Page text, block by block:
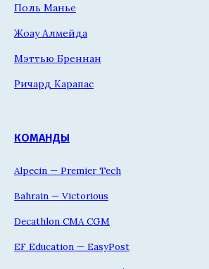
Поль Манье
Жоау Алмейда
Мэттью Бреннан
Ричард Карапас
КОМАНДЫ
Alpecin — Premier Tech
Bahrain — Victorious
Decathlon CMA CGM
EF Education — EasyPost